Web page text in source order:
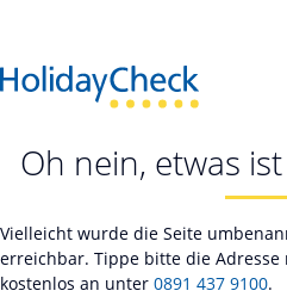
Oh nein, etwas
Vielleicht wurde die Seite
erreichbar. Tippe bitte die
kostenlos an unter 0891 437 9100.